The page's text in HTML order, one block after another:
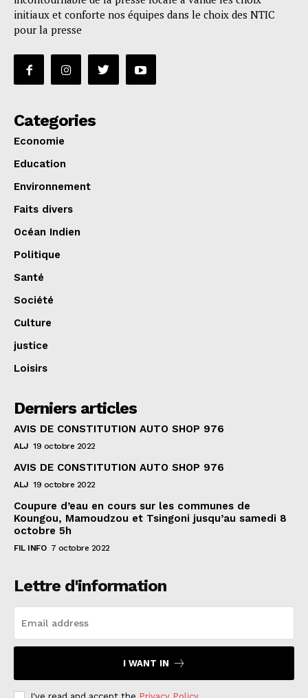
initiaux et conforte nos équipes dans le choix des NTIC
pour la presse
Categories
Economie
Education
Environnement
Faits divers
Océan Indien
Politique
Santé
Société
Culture
justice
Loisirs
Derniers articles
AVIS DE CONSTITUTION AUTO SHOP 976
ALJ 19 octobre 2022
AVIS DE CONSTITUTION AUTO SHOP 976
ALJ 19 octobre 2022
Coupure d’eau en cours sur les communes de
Koungou, Mamoudzou et Tsingoni jusqu’au samedi 8
octobre 5h
FIL INFO 7 octobre 2022
Lettre d'information
I WANT IN